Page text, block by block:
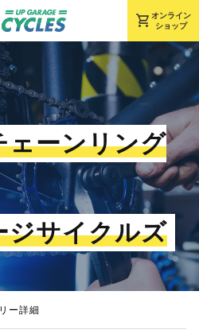
shopping_cart オンライン
ショップ
ェーンリング
ジサイクルズ
ー詳細